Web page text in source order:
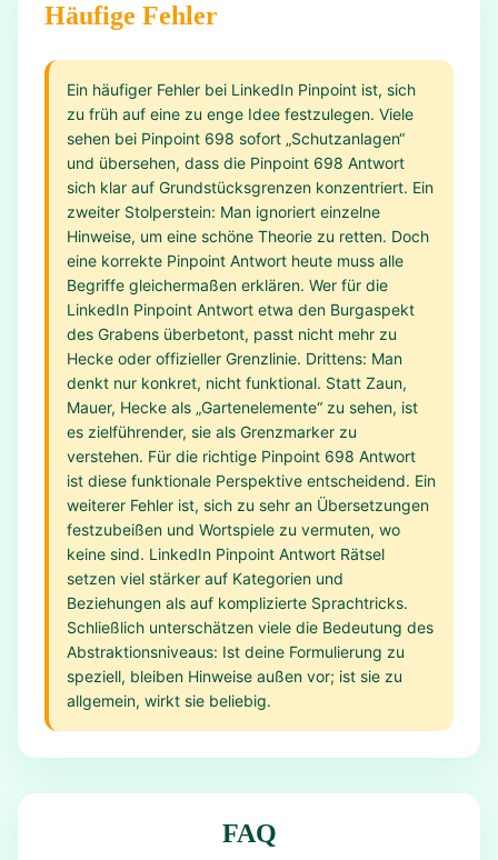
Häufige Fehler
Ein häufiger Fehler bei LinkedIn Pinpoint ist, sich
zu früh auf eine zu enge Idee festzulegen. Viele
sehen bei Pinpoint 698 sofort „Schutzanlagen“
und übersehen, dass die Pinpoint 698 Antwort
sich klar auf Grundstücksgrenzen konzentriert. Ein
zweiter Stolperstein: Man ignoriert einzelne
Hinweise, um eine schöne Theorie zu retten. Doch
eine korrekte Pinpoint Antwort heute muss alle
Begriffe gleichermaßen erklären. Wer für die
LinkedIn Pinpoint Antwort etwa den Burgaspekt
des Grabens überbetont, passt nicht mehr zu
Hecke oder offizieller Grenzlinie. Drittens: Man
denkt nur konkret, nicht funktional. Statt Zaun,
Mauer, Hecke als „Gartenelemente“ zu sehen, ist
es zielführender, sie als Grenzmarker zu
verstehen. Für die richtige Pinpoint 698 Antwort
ist diese funktionale Perspektive entscheidend. Ein
weiterer Fehler ist, sich zu sehr an Übersetzungen
festzubeißen und Wortspiele zu vermuten, wo
keine sind. LinkedIn Pinpoint Antwort Rätsel
setzen viel stärker auf Kategorien und
Beziehungen als auf komplizierte Sprachtricks.
Schließlich unterschätzen viele die Bedeutung des
Abstraktionsniveaus: Ist deine Formulierung zu
speziell, bleiben Hinweise außen vor; ist sie zu
allgemein, wirkt sie beliebig.
FAQ